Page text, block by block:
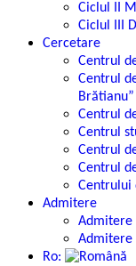
Ciclul II
Ciclul III
Cercetare
Centrul
Centrul
Brătianu”
Centrul
Centrul
Centrul
Centrul
Centrului
Admitere
Admitere
Admitere
Ro: